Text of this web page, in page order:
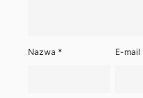
Nazwa * E-mail